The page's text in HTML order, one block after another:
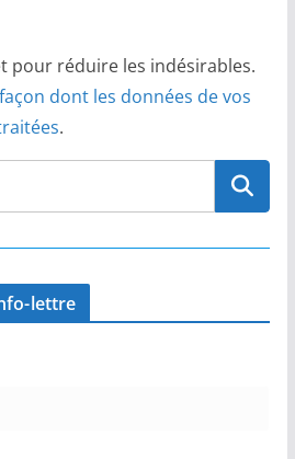
pour réduire les indésirables.
dont les données de vos
.
lettre